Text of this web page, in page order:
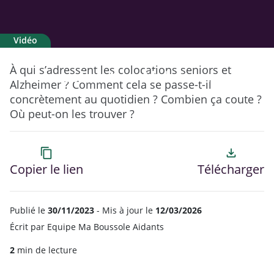
colocation Alzheimer
Vidéo
À qui s’adressent les colocations seniors et
Alzheimer ? Comment cela se passe-t-il
concrètement au quotidien ? Combien ça coute ?
Où peut-on les trouver ?
content_copy
Copier le lien
file_download
Télécharger
Publié le 30/11/2023 - Mis à jour le 12/03/2026
Écrit par Equipe Ma Boussole Aidants
2 min de lecture